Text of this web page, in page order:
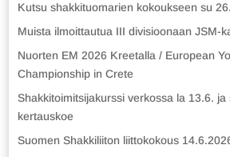
Kutsu shakkituomarien kokoukseen su
Muista ilmoittautua III divisioonaan JSM-
Nuorten EM 2026 Kreetalla / European
Championship in Crete
Shakkitoimitsijakurssi verkossa la 13.6. ja
kertauskoe
Suomen Shakkiliiton liittokokous